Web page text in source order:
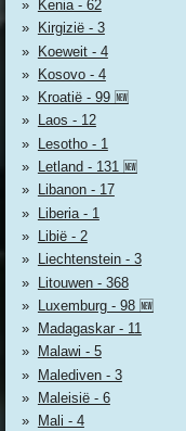
Kenia - 62
Kirgizië - 3
Koeweit - 4
Kosovo - 4
Kroatië - 99 🆕
Laos - 12
Lesotho - 1
Letland - 131 🆕
Libanon - 17
Liberia - 1
Libië - 2
Liechtenstein - 3
Litouwen - 368
Luxemburg - 98 🆕
Madagaskar - 11
Malawi - 5
Malediven - 3
Maleisië - 6
Mali - 4